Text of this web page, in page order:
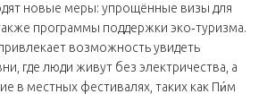
новые меры: упрощённые визы для
программы поддержки эко‑туризма.
возможность увидеть
где люди живут без электричества, а
в местных фестивалях, таких как Пи́м